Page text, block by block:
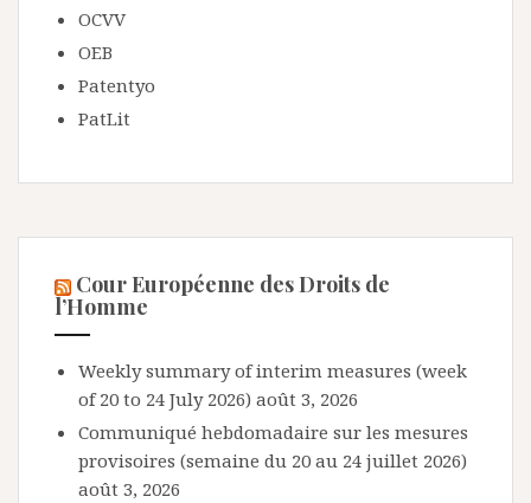
OCVV
OEB
Patentyo
PatLit
Cour Européenne des Droits de
l’Homme
Weekly summary of interim measures (week
of 20 to 24 July 2026) août 3, 2026
Communiqué hebdomadaire sur les mesures
provisoires (semaine du 20 au 24 juillet 2026)
août 3, 2026